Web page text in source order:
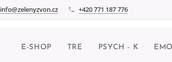
info@zelenyzvon.cz +420 771 187 776
E-SHOP TRE PSYCH - K